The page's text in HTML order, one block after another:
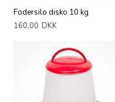
Fodersilo disko 10 kg
160,00 DKK